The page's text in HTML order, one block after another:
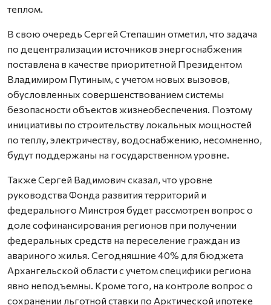
теплом.
В свою очередь Сергей Степашин отметил, что задача
по децентрализации источников энергоснабжения
поставлена в качестве приоритетной Президентом
Владимиром Путиным, с учетом новых вызовов,
обусловленных совершенствованием системы
безопасности объектов жизнеобеспечения. Поэтому
инициативы по строительству локальных мощностей
по теплу, электричеству, водоснабжению, несомненно,
будут поддержаны на государственном уровне.
Также Сергей Вадимович сказал, что уровне
руководства Фонда развития территорий и
федерального Минстроя будет рассмотрен вопрос о
доле софинансирования регионов при получении
федеральных средств на переселение граждан из
авариного жилья. Сегодняшние 40% для бюджета
Архангельской области с учетом специфики региона
явно неподъемны. Кроме того, на контроле вопрос о
сохранении льготной ставки по Арктической ипотеке